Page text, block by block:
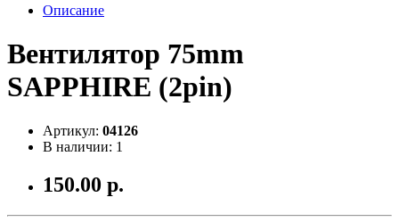
Описание
Вентилятор 75mm
SAPPHIRE (2pin)
Артикул: 04126
В наличии: 1
150.00 р.